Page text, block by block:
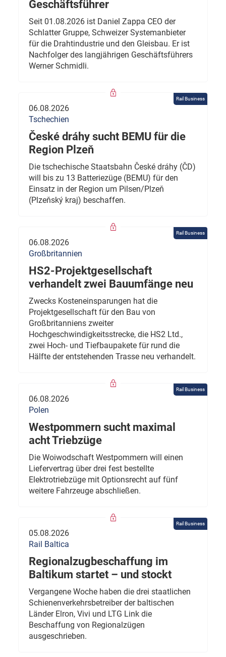
Geschäftsführer
Seit 01.08.2026 ist Daniel Zappa CEO der
Schlatter Gruppe, Schweizer Systemanbieter
für die Drahtindustrie und den Gleisbau. Er ist
Nachfolger des langjährigen Geschäftsführers
Werner Schmidli.
Rail Business
06.08.2026
Tschechien
České dráhy sucht BEMU für die
Region Plzeň
Die tschechische Staatsbahn České dráhy (ČD)
will bis zu 13 Batteriezüge (BEMU) für den
Einsatz in der Region um Pilsen/Plzeň
(Plzeňský kraj) beschaffen.
Rail Business
06.08.2026
Großbritannien
HS2-Projektgesellschaft
verhandelt zwei Bauumfänge neu
Zwecks Kosteneinsparungen hat die
Projektgesellschaft für den Bau von
Großbritanniens zweiter
Hochgeschwindigkeitsstrecke, die HS2 Ltd.,
zwei Hoch- und Tiefbaupakete für rund die
Hälfte der entstehenden Trasse neu verhandelt.
Rail Business
06.08.2026
Polen
Westpommern sucht maximal
acht Triebzüge
Die Woiwodschaft Westpommern will einen
Liefervertrag über drei fest bestellte
Elektrotriebzüge mit Optionsrecht auf fünf
weitere Fahrzeuge abschließen.
Rail Business
05.08.2026
Rail Baltica
Regionalzugbeschaffung im
Baltikum startet – und stockt
Vergangene Woche haben die drei staatlichen
Schienenverkehrsbetreiber der baltischen
Länder Elron, Vivi und LTG Link die
Beschaffung von Regionalzügen
ausgeschrieben.